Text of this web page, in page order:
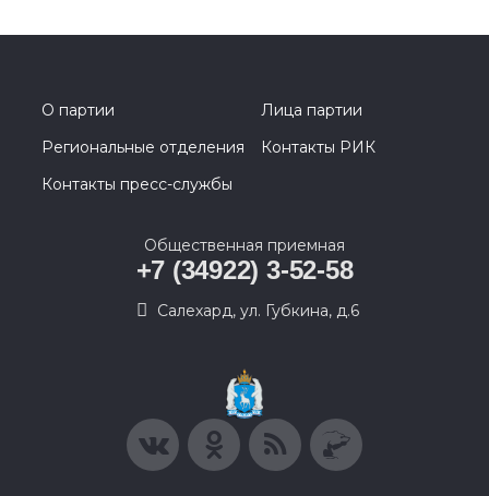
О партии
Лица партии
Региональные отделения
Контакты РИК
Контакты пресс-службы
Общественная приемная
+7 (34922) 3-52-58
Салехард, ул. Губкина, д.6